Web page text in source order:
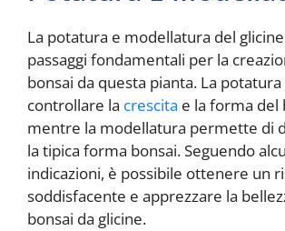
La potatura e modellatura del
passaggi fondamentali per la
bonsai da questa pianta. La
controllare la crescita e la forma del
mentre la modellatura permette di
la tipica forma bonsai. Seguendo
indicazioni, è possibile ottenere un
soddisfacente e apprezzare la
bonsai da glicine.